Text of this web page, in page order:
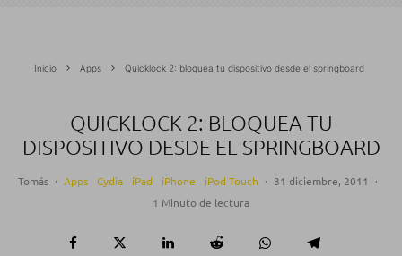
Inicio Apps Quicklock 2: bloquea tu dispositivo desde el springboard
QUICKLOCK 2: BLOQUEA TU
DISPOSITIVO DESDE EL SPRINGBOARD
Tomás · Apps Cydia iPad iPhone iPod Touch · 31 diciembre, 2011
·
1 Minuto de lectura